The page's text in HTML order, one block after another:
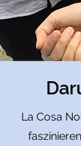
La Cosa